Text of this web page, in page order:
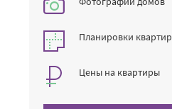
Планировки квартир
Цены на квартиры